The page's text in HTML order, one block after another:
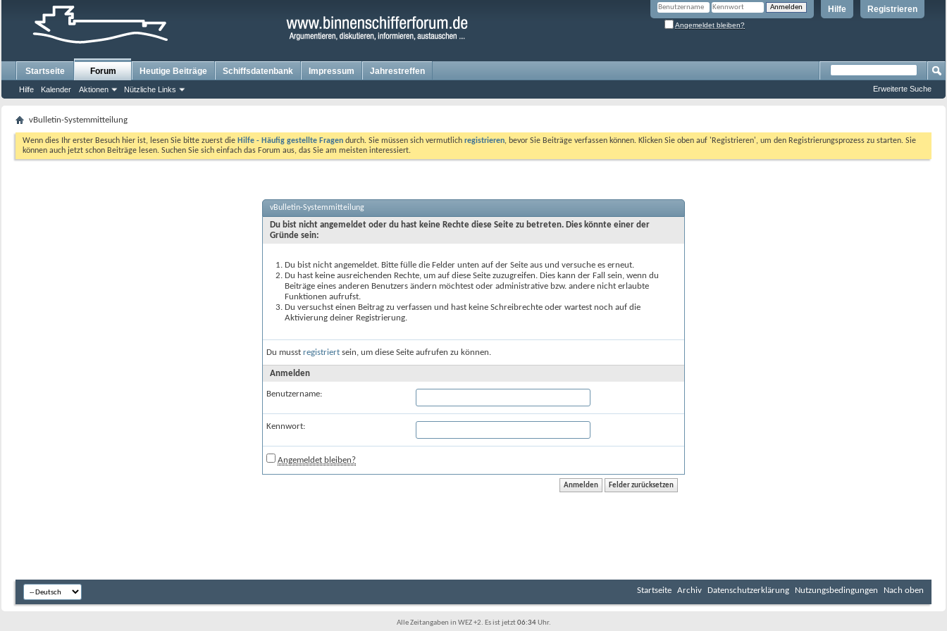
Registrieren
Hilfe
Angemeldet bleiben?
Startseite Forum
Hilfe Kalender Aktionen Nützliche Links
Heutige Beiträge Schiffsdatenbank Impressum Jahrestreffen
Erweiterte Suche
vBulletin-Systemmitteilung
Wenn dies Ihr erster Besuch hier ist, lesen Sie bitte zuerst die Hilfe - Häufig gestellte Fragen durch. Sie müssen sich vermutlich registrieren, bevor Sie Beiträge verfassen können. Klicken Sie oben auf 'Registrieren', um den Registrierungsprozess zu starten. Sie
können auch jetzt schon Beiträge lesen. Suchen Sie sich einfach das Forum aus, das Sie am meisten interessiert.
vBulletin-Systemmitteilung
Du bist nicht angemeldet oder du hast keine Rechte diese Seite zu betreten. Dies könnte einer der
Gründe sein:
Du bist nicht angemeldet. Bitte fülle die Felder unten auf der Seite aus und versuche es erneut.
Du hast keine ausreichenden Rechte, um auf diese Seite zuzugreifen. Dies kann der Fall sein, wenn du
Beiträge eines anderen Benutzers ändern möchtest oder administrative bzw. andere nicht erlaubte
Funktionen aufrufst.
Du versuchst einen Beitrag zu verfassen und hast keine Schreibrechte oder wartest noch auf die
Aktivierung deiner Registrierung.
Du musst registriert sein, um diese Seite aufrufen zu können.
Anmelden
Benutzername:
Kennwort:
Angemeldet bleiben?
Startseite Archiv Datenschutzerklärung Nutzungsbedingungen Nach oben
Alle Zeitangaben in WEZ +2. Es ist jetzt06:34Uhr.